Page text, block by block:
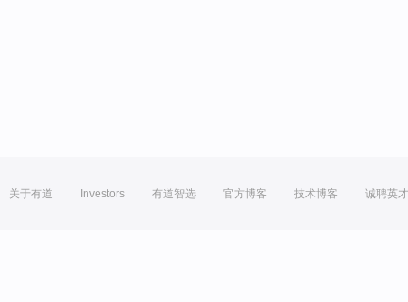
关于有道 Investors 有道智选 官方博客 技术博客 诚聘英才